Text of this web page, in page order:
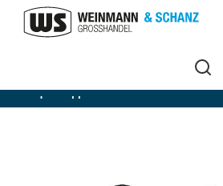
Disque d'appui